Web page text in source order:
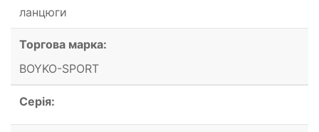
ланцюги
Торгова марка:
BOYKO-SPORT
Серія: